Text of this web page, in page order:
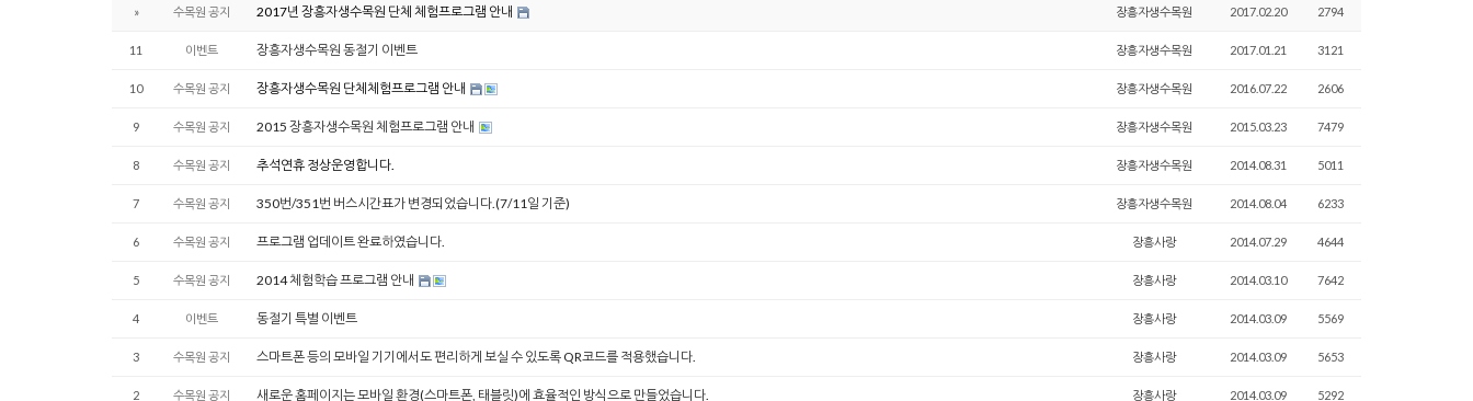
» 수목원 공지 2017년 장흥자생수목원 단체 체험프로그램 안내 장흥자생수목원 2017.02.20 2794
11 이벤트 장흥자생수목원 동절기 이벤트 장흥자생수목원 2017.01.21 3121
10 수목원 공지 장흥자생수목원 단체체험프로그램 안내 장흥자생수목원 2016.07.22 2606
9 수목원 공지 2015 장흥자생수목원 체험프로그램 안내 장흥자생수목원 2015.03.23 7479
8 수목원 공지 추석연휴 정상운영합니다. 장흥자생수목원 2014.08.31 5011
7 수목원 공지 350번/351번 버스시간표가 변경되었습니다.(7/11일 기준) 장흥자생수목원 2014.08.04 6233
6 수목원 공지 프로그램 업데이트 완료하였습니다. 장흥사랑 2014.07.29 4644
5 수목원 공지 2014 체험학습 프로그램 안내 장흥사랑 2014.03.10 7642
4 이벤트 동절기 특별 이벤트 장흥사랑 2014.03.09 5569
3 수목원 공지 스마트폰 등의 모바일 기기에서도 편리하게 보실 수 있도록 QR코드를 적용했습니다. 장흥사랑 2014.03.09 5653
2 수목원 공지 새로운 홈페이지는 모바일 환경(스마트폰, 태블릿)에 효율적인 방식으로 만들었습니다. 장흥사랑 2014.03.09 5292